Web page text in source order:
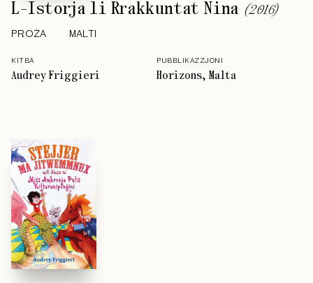
L-Istorja li Rrakkuntat Nina (2016)
PROŻA MALTI
KITBA
Audrey Friggieri
PUBBLIKAZZJONI
Horizons, Malta